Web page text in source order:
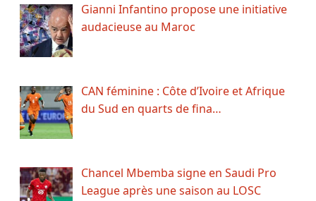
Gianni Infantino propose une initiative
audacieuse au Maroc
CAN féminine : Côte d’Ivoire et Afrique
du Sud en quarts de fina…
Chancel Mbemba signe en Saudi Pro
League après une saison au LOSC